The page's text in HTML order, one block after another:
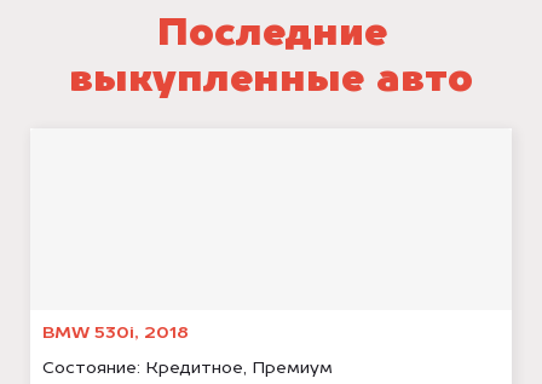
Последние
выкупленные авто
BMW 530i, 2018
Состояние: Кредитное, Премиум